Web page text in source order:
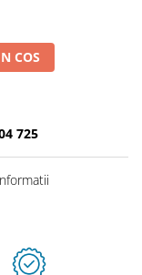
COS
725